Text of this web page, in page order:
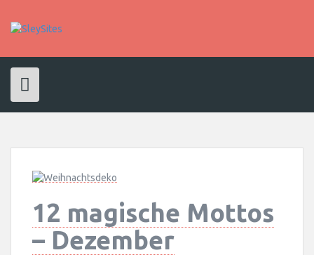
content
12 magische Mottos
– Dezember